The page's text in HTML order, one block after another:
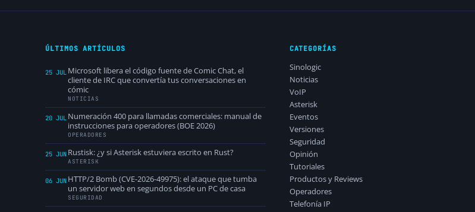
ÚLTIMOS ARTÍCULOS
25 JUL Microsoft libera el código fuente de Comic Chat, el
cliente de IRC que convertía tus conversaciones en
cómic
NOTICIAS
20 JUL Numeración 400 para llamadas comerciales: manual de
instrucciones para operadores (BOE 2026)
OPERADORES
25 JUN Rustisk: ¿y si Asterisk estuviera escrito en Rust?
ASTERISK
06 JUN HTTP/2 Bomb (CVE-2026-49975): el ataque que tumba
un servidor web en segundos desde un PC de casa
SEGURIDAD
CATEGORÍAS
Sinologic
Noticias
VoIP
Asterisk
Eventos
Versiones
Seguridad
Opinión
Tutoriales
Productos y Reviews
Operadores
Telefonía IP